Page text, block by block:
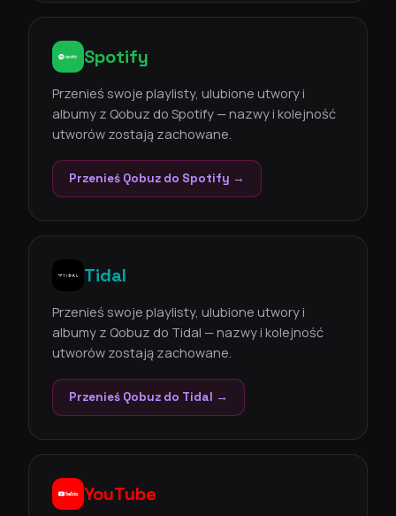
Spotify
Przenieś swoje playlisty, ulubione utwory i
albumy z Qobuz do Spotify — nazwy i kolejność
utworów zostają zachowane.
Przenieś Qobuz do Spotify →
Tidal
Przenieś swoje playlisty, ulubione utwory i
albumy z Qobuz do Tidal — nazwy i kolejność
utworów zostają zachowane.
Przenieś Qobuz do Tidal →
YouTube